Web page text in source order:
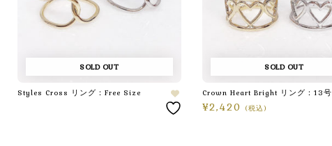
SOLD OUT
Styles Cross リング：Free Size
SOLD OUT
Crown Heart Bright リング：13号
¥2,420 (税込)